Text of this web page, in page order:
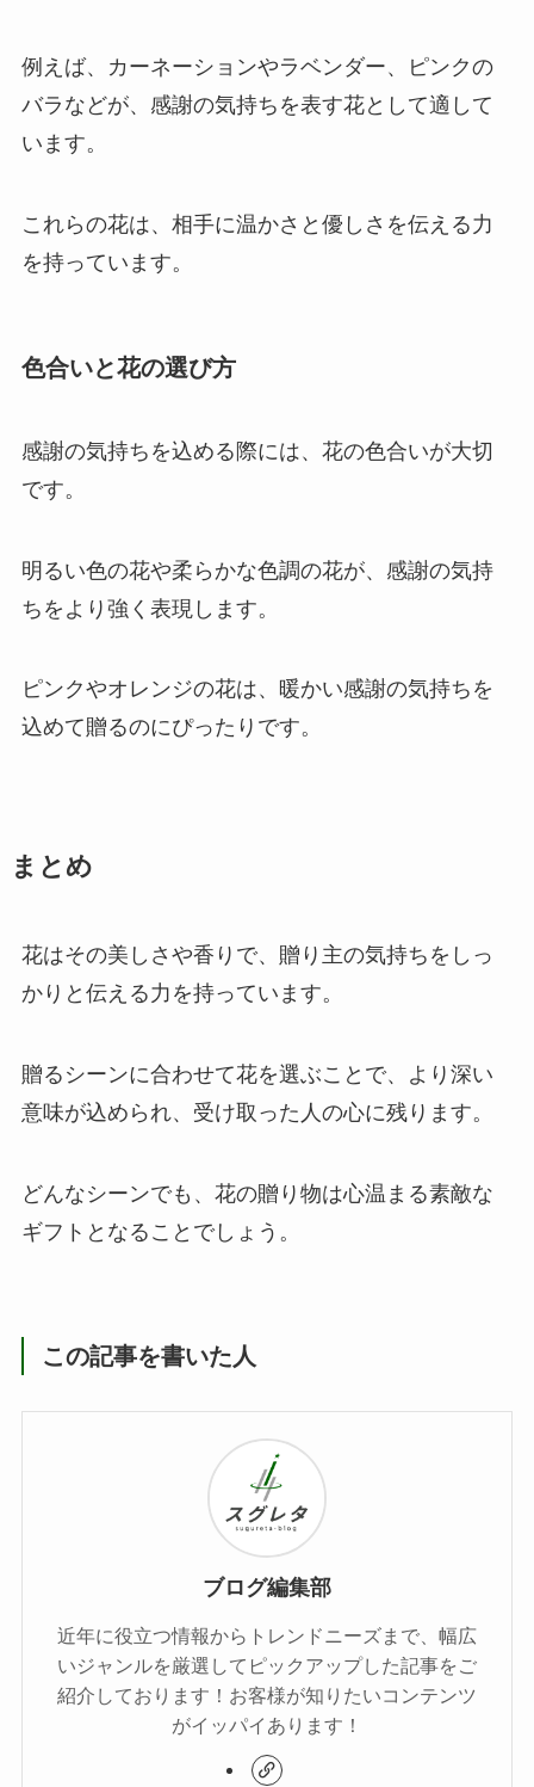
例えば、カーネーションやラベンダー、ピンクの
バラなどが、感謝の気持ちを表す花として適して
います。
これらの花は、相手に温かさと優しさを伝える力
を持っています。
色合いと花の選び方
感謝の気持ちを込める際には、花の色合いが大切
です。
明るい色の花や柔らかな色調の花が、感謝の気持
ちをより強く表現します。
ピンクやオレンジの花は、暖かい感謝の気持ちを
込めて贈るのにぴったりです。
まとめ
花はその美しさや香りで、贈り主の気持ちをしっ
かりと伝える力を持っています。
贈るシーンに合わせて花を選ぶことで、より深い
意味が込められ、受け取った人の心に残ります。
どんなシーンでも、花の贈り物は心温まる素敵な
ギフトとなることでしょう。
この記事を書いた人
ブログ編集部
近年に役立つ情報からトレンドニーズまで、幅広
いジャンルを厳選してピックアップした記事をご
紹介しております！お客様が知りたいコンテンツ
がイッパイあります！